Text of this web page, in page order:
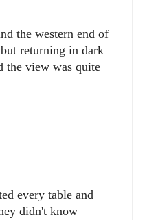
the western end of
returning in dark
the view was quite
every table and
didn't know